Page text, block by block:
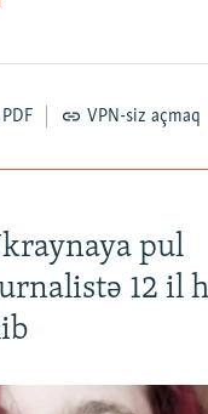
PDF VPN-siz açmaq
pul
12 il